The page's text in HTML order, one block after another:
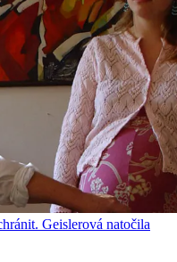
Geislerová natočila